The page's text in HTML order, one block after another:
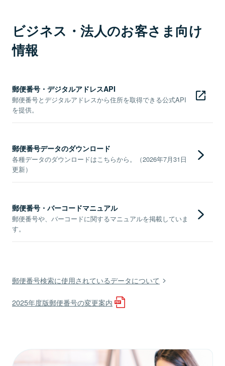
ビジネス・法人のお客さま向け
情報
郵便番号・デジタルアドレスAPI
郵便番号とデジタルアドレスから住所を取得できる公式API
を提供。
郵便番号データのダウンロード
各種データのダウンロードはこちらから。（2026年7月31日
更新）
郵便番号・バーコードマニュアル
郵便番号や、バーコードに関するマニュアルを掲載していま
す。
郵便番号検索に使用されているデータについて
2025年度版郵便番号の変更案内